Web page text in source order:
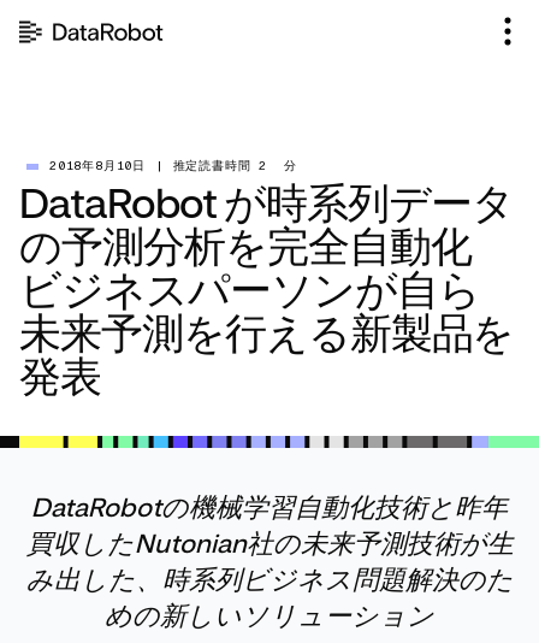
2018年8月10日 推定読書時間 2 分
DataRobot が時系列データ
の予測分析を完全自動化
ビジネスパーソンが自ら
未来予測を行える新製品を
発表
DataRobotの機械学習自動化技術と昨年
買収したNutonian社の未来予測技術が生
み出した、時系列ビジネス問題解決のた
めの新しいソリューション